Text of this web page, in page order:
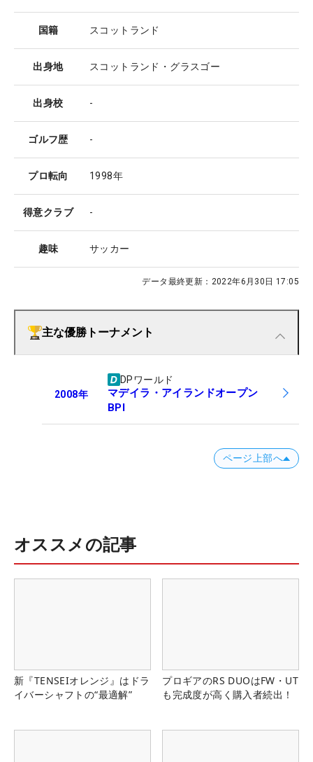
国籍 スコットランド
出身地 スコットランド・グラスゴー
出身校 -
ゴルフ歴 -
プロ転向 1998年
得意クラブ -
趣味 サッカー
データ最終更新： 2022年6月30日 17:05
主な優勝トーナメント
2008年
DPワールド
マデイラ・アイランドオープン
BPI
ページ上部へ
オススメの記事
新『TENSEIオレンジ』はドラ
イバーシャフトの“最適解”
プロギアのRS DUOはFW・UT
も完成度が高く購入者続出！